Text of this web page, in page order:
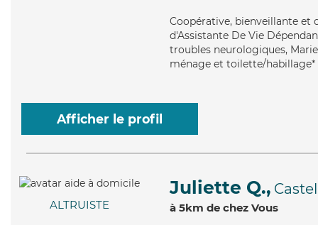
Coopérative, bienveillante et
d'Assistante De Vie
troubles neurologiques,
ménage et toilette/habillage*
Afficher le profil
ALTRUISTE
Juliette Q.,
à 5km de chez Vous